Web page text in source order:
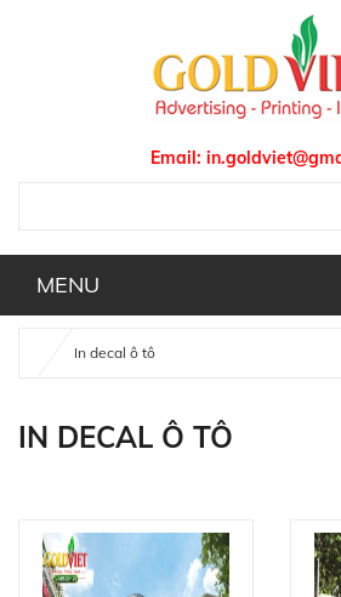
Email:
MENU
In decal ô tô
IN DECAL Ô TÔ